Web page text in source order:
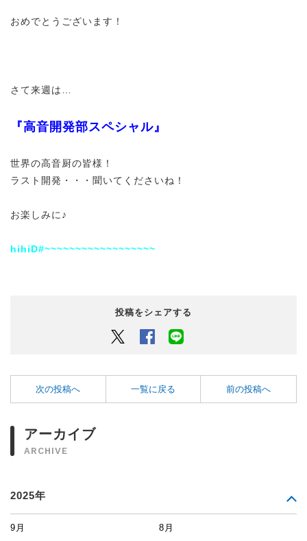
おめでとうございます！
さて来週は…
『高音開発部スペシャル』
世界の高音厨の皆様！
ラスト開発・・・聞いてくださいね！
お楽しみに♪
hihiD#~~~~~~~~~~~~~~~~~~
投稿をシェアする
Twitter Facebook
次の投稿へ 一覧に戻る 前の投稿へ
アーカイブ
ARCHIVE
2025年
9月 8月